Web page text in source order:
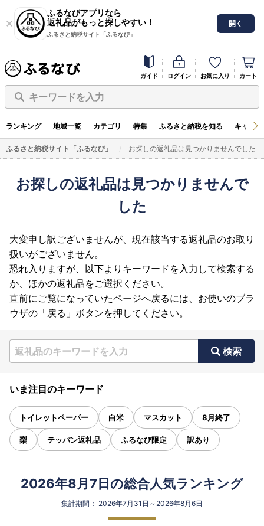
ふるなびアプリなら
返礼品がもっと探しやすい！
ふるさと納税サイト「ふるなび」
開く
ガイド ログイン お気に入り カート
キーワードを入力
ランキング 地域一覧 カテゴリ 特集 ふるさと納税を知る キャン
ふるさと納税サイト「ふるなび」 お探しの返礼品は見つかりませんでした
お探しの返礼品は見つかりませんで
した
大変申し訳ございませんが、現在該当する返礼品のお取り
扱いがございません。
恐れ入りますが、以下よりキーワードを入力して検索する
か、ほかの返礼品をご選択ください。
直前にご覧になっていたページへ戻るには、お使いのブラ
ウザの「戻る」ボタンを押してください。
検索
いま注目のキーワード
トイレットペーパー 白米 マスカット 8月終了
梨 テッパン返礼品 ふるなび限定 訳あり
2026年8月7日の総合人気ランキング
集計期間： 2026年7月31日～2026年8月6日